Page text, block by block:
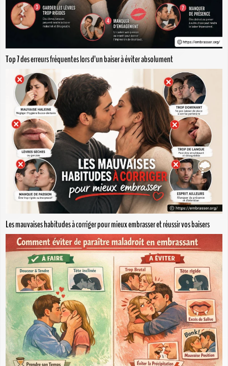
Top 7 des erreurs fréquentes lors d’un baiser à éviter absolument
Les mauvaises habitudes à corriger pour mieux embrasser et réussir vos baisers